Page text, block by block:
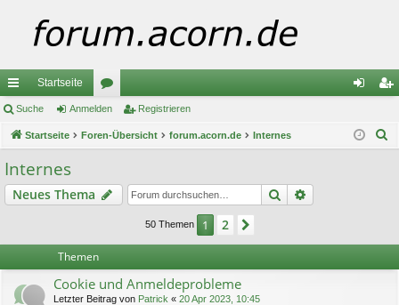
ch
ne
llz
ug
Startseite
or
en m ist
Suche Anmelden Registrieren
Startseite Foren-Übersicht forum.acorn.de Internes
Internes
Neues Thema Suche
50 Themen 1 2
Themen
Cookie und Anmeldeprobleme
Letzter Beitrag von Patrick « 20 Apr 2023, 10:45